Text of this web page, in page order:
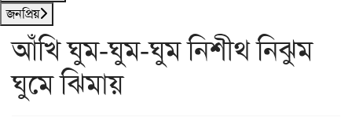
জনপ্রিয়
আঁখি ঘুম-ঘুম-ঘুম নিশীথ নিঝুম
ঘুমে ঝিমায়